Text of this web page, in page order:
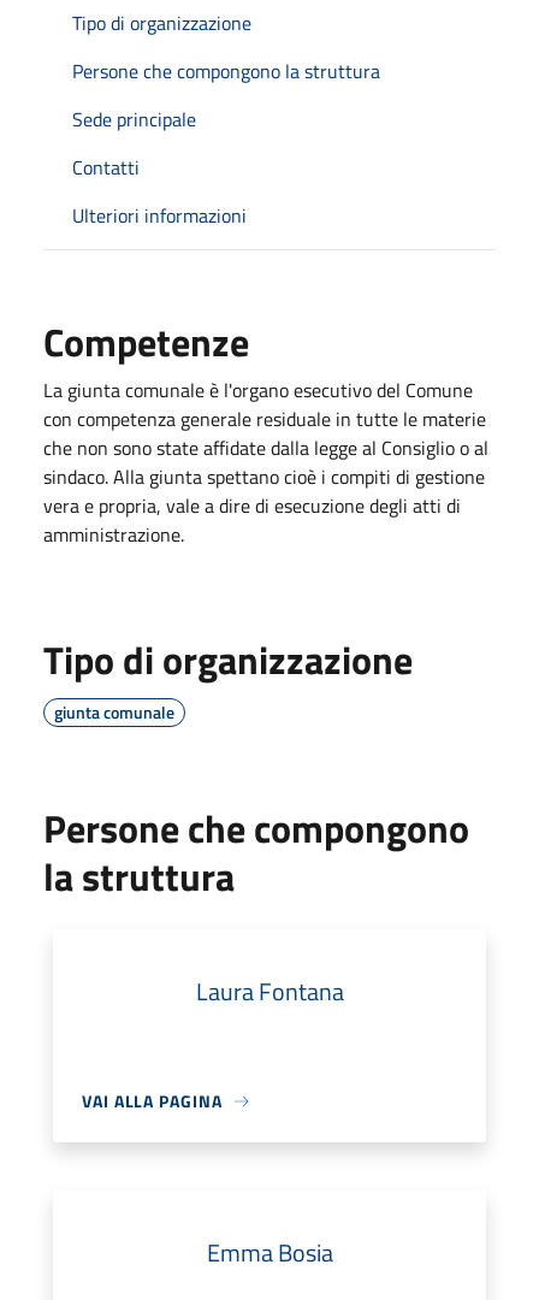
Tipo di organizzazione
Persone che compongono la struttura
Sede principale
Contatti
Ulteriori informazioni
Competenze
La giunta comunale è l'organo esecutivo del Comune
con competenza generale residuale in tutte le materie
che non sono state affidate dalla legge al Consiglio o al
sindaco. Alla giunta spettano cioè i compiti di gestione
vera e propria, vale a dire di esecuzione degli atti di
amministrazione.
Tipo di organizzazione
giunta comunale
Persone che compongono
la struttura
Laura Fontana
VAI ALLA PAGINA
Emma Bosia